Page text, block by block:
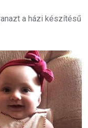
a házi készítésű